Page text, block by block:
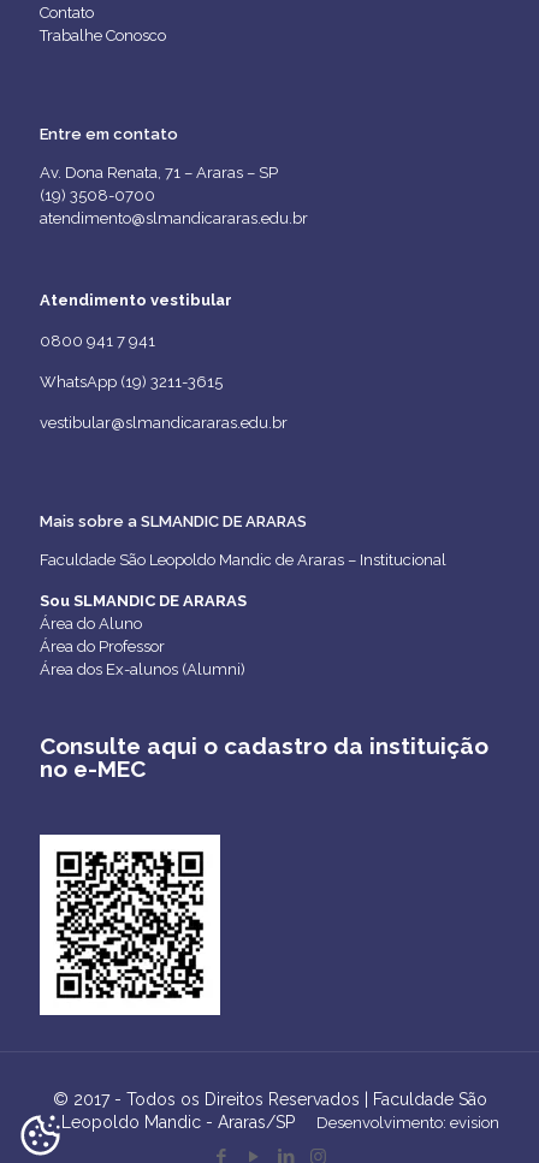
Contato
Trabalhe Conosco
Entre em contato
Av. Dona Renata, 71 – Araras – SP
(19) 3508-0700
atendimento@slmandicararas.edu.br
Atendimento vestibular
0800 941 7 941
WhatsApp (19) 3211-3615
vestibular@slmandicararas.edu.br
Mais sobre a SLMANDIC DE ARARAS
Faculdade São Leopoldo Mandic de Araras – Institucional
Sou SLMANDIC DE ARARAS
Área do Aluno
Área do Professor
Área dos Ex-alunos (Alumni)
Consulte aqui o cadastro da instituição
no e-MEC
© 2017 - Todos os Direitos Reservados | Faculdade São
Leopoldo Mandic - Araras/SP
Desenvolvimento: evision